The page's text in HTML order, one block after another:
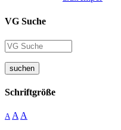
VG Suche
suchen
Schriftgröße
A A A